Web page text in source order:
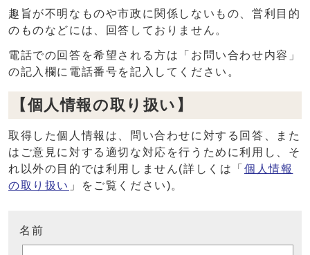
趣旨が不明なものや市政に関係しないもの、営利目的
のものなどには、回答しておりません。
電話での回答を希望される方は「お問い合わせ内容」
の記入欄に電話番号を記入してください。
【個人情報の取り扱い】
取得した個人情報は、問い合わせに対する回答、また
はご意見に対する適切な対応を行うために利用し、そ
れ以外の目的では利用しません(詳しくは「 個人情報
の取り扱い 」をご覧ください)。
名前